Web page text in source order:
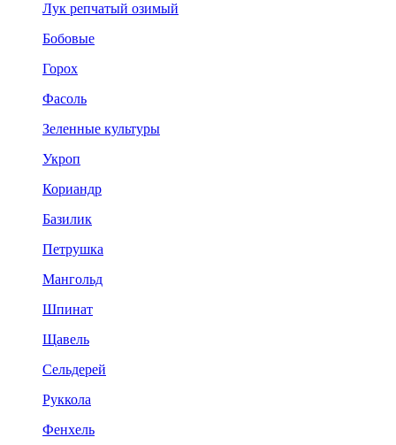
Лук репчатый озимый
Бобовые
Горох
Фасоль
Зеленные культуры
Укроп
Кориандр
Базилик
Петрушка
Мангольд
Шпинат
Щавель
Сельдерей
Руккола
Фенхель